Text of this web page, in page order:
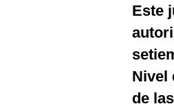
Este
Nivel
de